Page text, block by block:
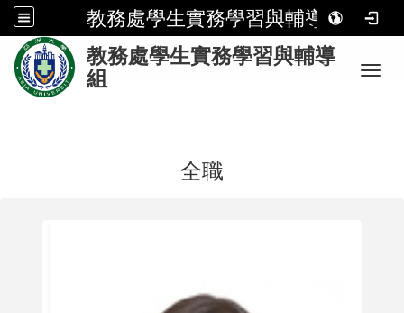
教務處學生實務學習與輔導組
教務處學生實務學習與輔導
組
全職